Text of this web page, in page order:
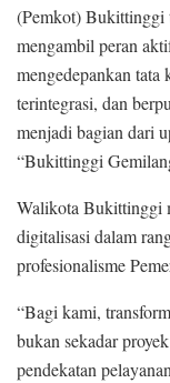
(Pemkot) Bukittinggi
mengambil peran
mengedepankan tata
terintegrasi, dan
menjadi bagian dari
“Bukittinggi
Walikota Bukittinggi
digitalisasi dalam
profesionalisme
“Bagi kami,
bukan sekadar
pendekatan